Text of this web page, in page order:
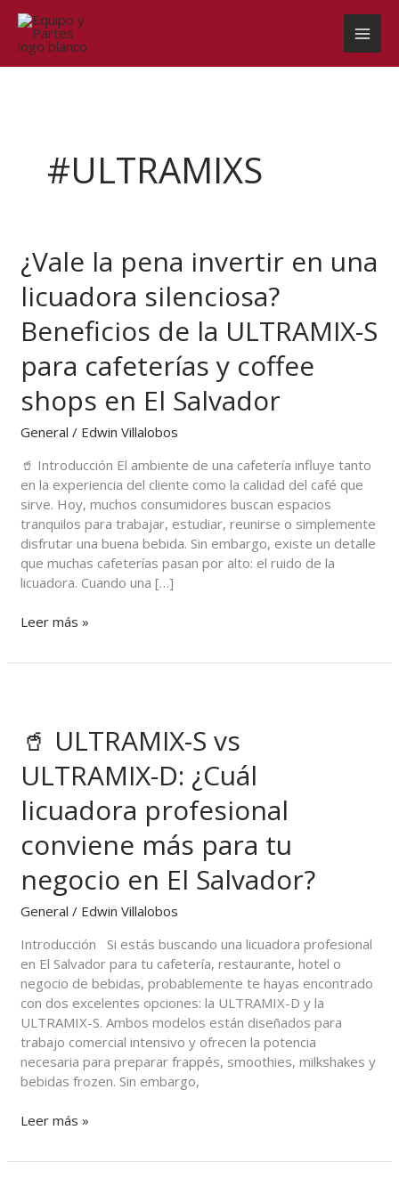
contenido
#ULTRAMIXS
¿Vale la pena invertir en una
licuadora silenciosa?
Beneficios de la ULTRAMIX-S
para cafeterías y coffee
shops en El Salvador
General / Edwin Villalobos
🥤 Introducción El ambiente de una cafetería influye tanto
en la experiencia del cliente como la calidad del café que
sirve. Hoy, muchos consumidores buscan espacios
tranquilos para trabajar, estudiar, reunirse o simplemente
disfrutar una buena bebida. Sin embargo, existe un detalle
que muchas cafeterías pasan por alto: el ruido de la
licuadora. Cuando una […]
¿Vale
la
pena
invertir
en
licuadora
silenciosa?
Beneficios
de
ULTRAMIX-
S
para
cafeterías
y
coffee
shops
El
Leer más »
🥤 ULTRAMIX-S vs
ULTRAMIX-D: ¿Cuál
licuadora profesional
conviene más para tu
negocio en El Salvador?
General / Edwin Villalobos
Introducción Si estás buscando una licuadora profesional
en El Salvador para tu cafetería, restaurante, hotel o
negocio de bebidas, probablemente te hayas encontrado
con dos excelentes opciones: la ULTRAMIX-D y la
ULTRAMIX-S. Ambos modelos están diseñados para
trabajo comercial intensivo y ofrecen la potencia
necesaria para preparar frappés, smoothies, milkshakes y
bebidas frozen. Sin embargo,
vs
ULTRAMIX-
D:
¿Cuál
profesional
más
para
negocio
en
El
Salvador?
Leer más »